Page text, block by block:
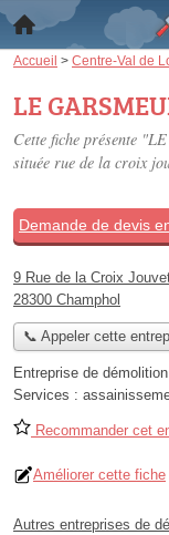
Accueil > Centre-Val de
LE
Cette fiche présente
située rue de la croix
Demande de devis
9 Rue de la Croix
28300 Champhol
📞 Appeler cette
Entreprise de démolition
Services :
Recommander cet
Améliorer cette fiche
Autres entreprises de